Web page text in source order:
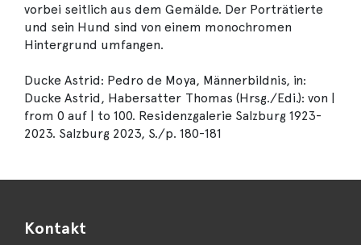
vorbei seitlich aus dem Gemälde. Der Porträtierte
und sein Hund sind von einem monochromen
Hintergrund umfangen.
Ducke Astrid: Pedro de Moya, Männerbildnis, in:
Ducke Astrid, Habersatter Thomas (Hrsg./Edi.): von |
from 0 auf | to 100. Residenzgalerie Salzburg 1923-
2023. Salzburg 2023, S./p. 180-181
Kontakt